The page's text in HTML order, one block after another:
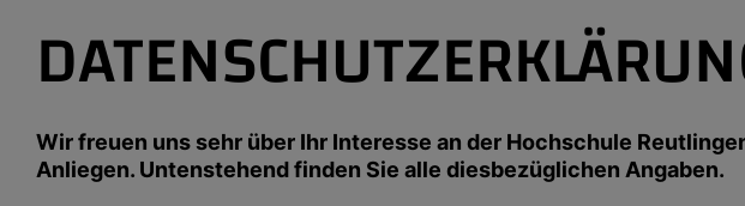
Wir freuen uns sehr über Ihr Interesse an der Hochschule
Anliegen. Untenstehend finden Sie alle diesbezüglichen Angaben.